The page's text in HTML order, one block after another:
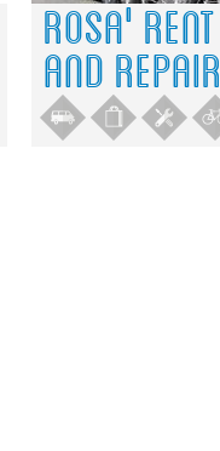
ROSA' RENT
AND REPAIR